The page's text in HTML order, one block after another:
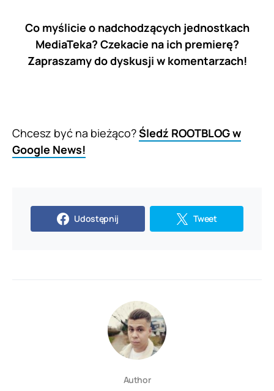
Co myślicie o nadchodzących jednostkach
MediaTeka? Czekacie na ich premierę?
Zapraszamy do dyskusji w komentarzach!
Chcesz być na bieżąco?Śledź ROOTBLOG w
Google News!
Udostępnij Tweet
Author